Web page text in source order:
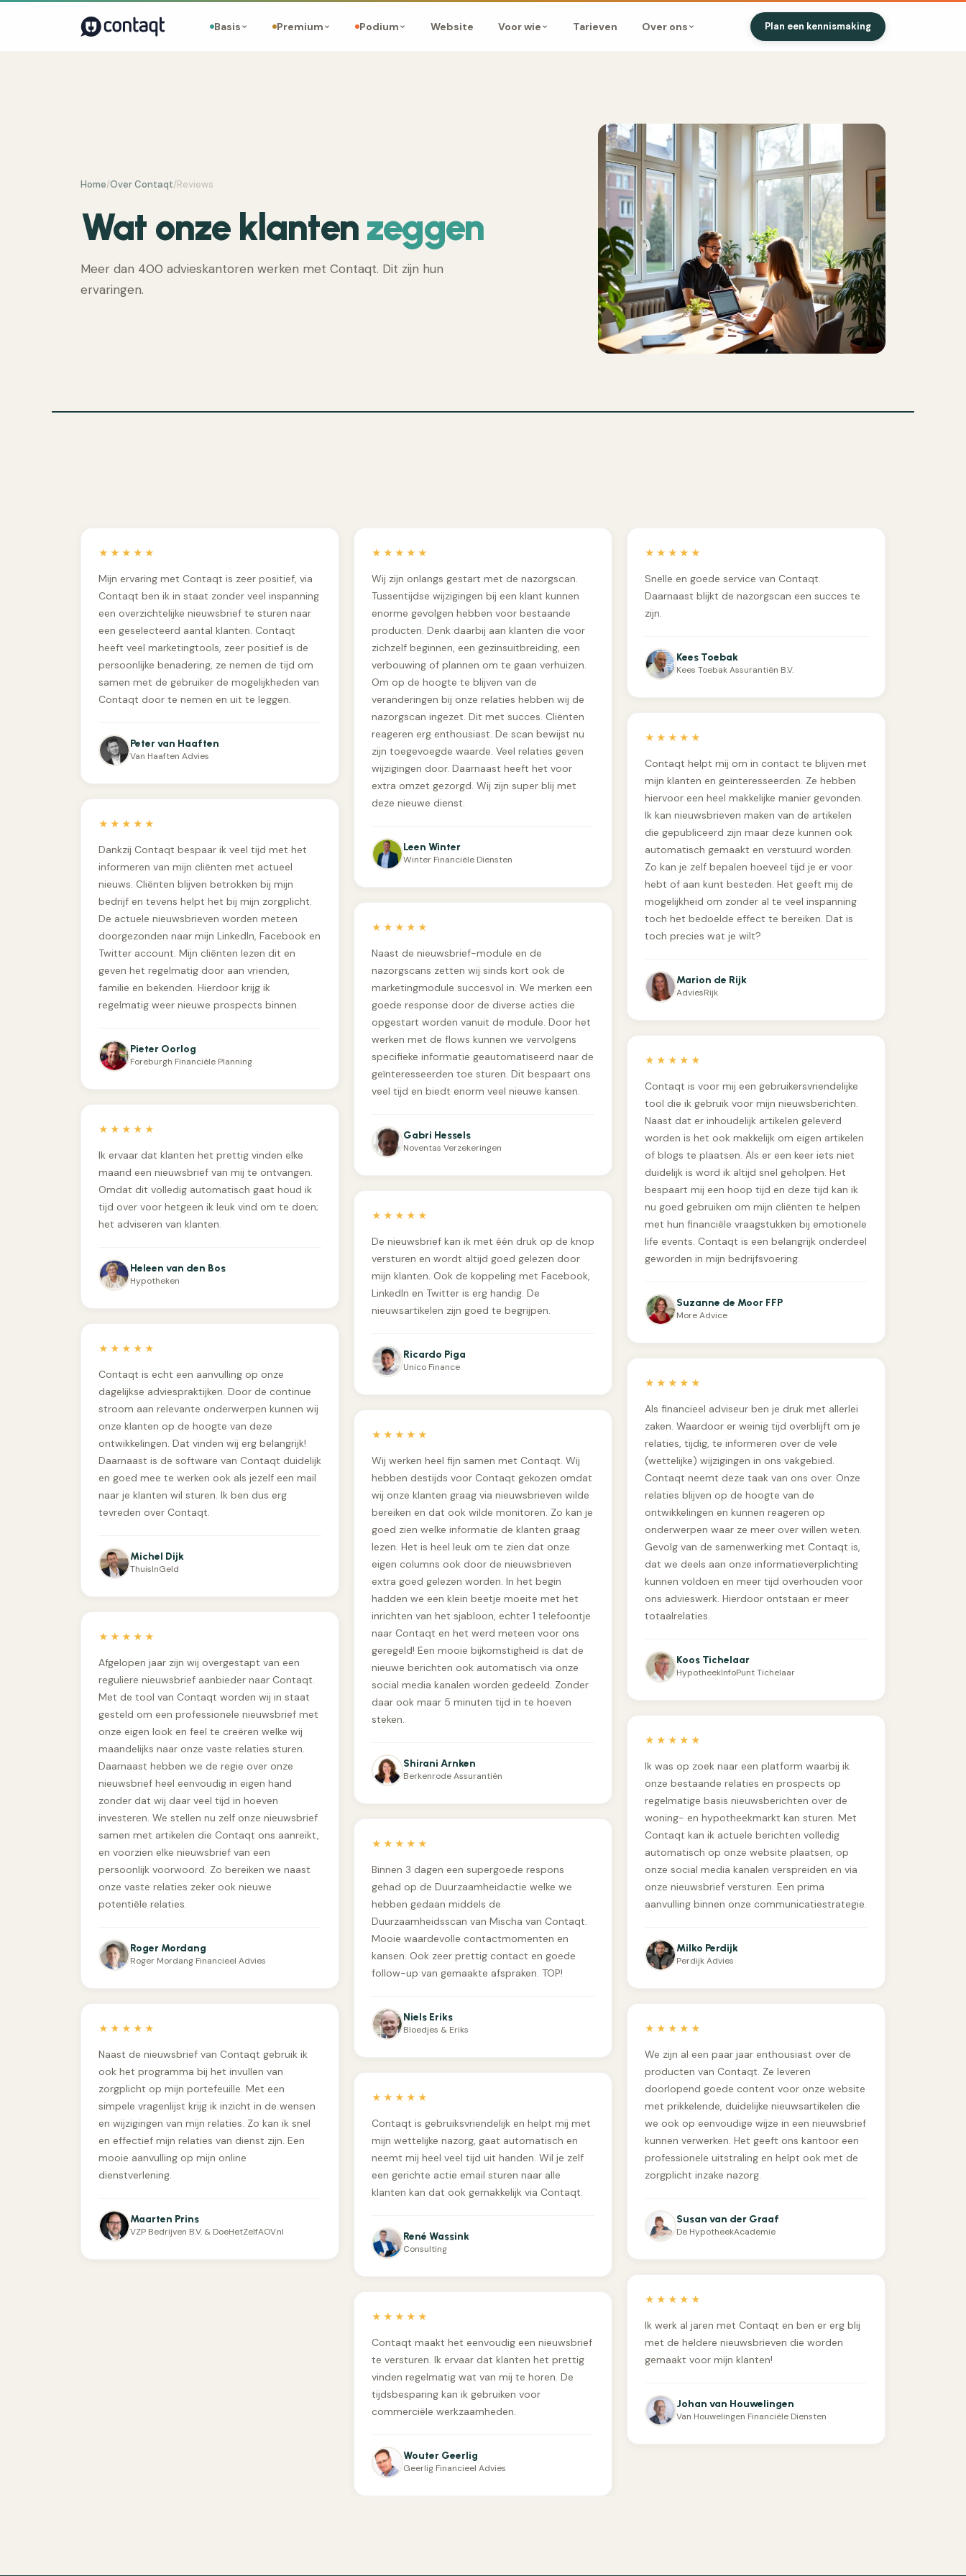
Basis Premium Podium Website Voor wie Tarieven Over ons Plan een kennismaking
Home/Over Contaqt/Reviews
Wat onze klantenzeggen
Meer dan 400 advieskantoren werken met Contaqt. Dit zijn hun
ervaringen.
★★★★★
Mijn ervaring met Contaqt is zeer positief, via
Contaqt ben ik in staat zonder veel inspanning
een overzichtelijke nieuwsbrief te sturen naar
een geselecteerd aantal klanten. Contaqt
heeft veel marketingtools, zeer positief is de
persoonlijke benadering, ze nemen de tijd om
samen met de gebruiker de mogelijkheden van
Contaqt door te nemen en uit te leggen.
Peter van Haaften
Van Haaften Advies
★★★★★
Dankzij Contaqt bespaar ik veel tijd met het
informeren van mijn cliënten met actueel
nieuws. Cliënten blijven betrokken bij mijn
bedrijf en tevens helpt het bij mijn zorgplicht.
De actuele nieuwsbrieven worden meteen
doorgezonden naar mijn LinkedIn, Facebook en
Twitter account. Mijn cliënten lezen dit en
geven het regelmatig door aan vrienden,
familie en bekenden. Hierdoor krijg ik
regelmatig weer nieuwe prospects binnen.
Pieter Oorlog
Foreburgh Financiële Planning
★★★★★
Ik ervaar dat klanten het prettig vinden elke
maand een nieuwsbrief van mij te ontvangen.
Omdat dit volledig automatisch gaat houd ik
tijd over voor hetgeen ik leuk vind om te doen;
het adviseren van klanten.
Heleen van den Bos
Hypotheken
★★★★★
Contaqt is echt een aanvulling op onze
dagelijkse adviespraktijken. Door de continue
stroom aan relevante onderwerpen kunnen wij
onze klanten op de hoogte van deze
ontwikkelingen. Dat vinden wij erg belangrijk!
Daarnaast is de software van Contaqt duidelijk
en goed mee te werken ook als jezelf een mail
naar je klanten wil sturen. Ik ben dus erg
tevreden over Contaqt.
Michel Dijk
ThuisInGeld
★★★★★
Afgelopen jaar zijn wij overgestapt van een
reguliere nieuwsbrief aanbieder naar Contaqt.
Met de tool van Contaqt worden wij in staat
gesteld om een professionele nieuwsbrief met
onze eigen look en feel te creëren welke wij
maandelijks naar onze vaste relaties sturen.
Daarnaast hebben we de regie over onze
nieuwsbrief heel eenvoudig in eigen hand
zonder dat wij daar veel tijd in hoeven
investeren. We stellen nu zelf onze nieuwsbrief
samen met artikelen die Contaqt ons aanreikt,
en voorzien elke nieuwsbrief van een
persoonlijk voorwoord. Zo bereiken we naast
onze vaste relaties zeker ook nieuwe
potentiële relaties.
Roger Mordang
Roger Mordang Financieel Advies
★★★★★
Naast de nieuwsbrief van Contaqt gebruik ik
ook het programma bij het invullen van
zorgplicht op mijn portefeuille. Met een
simpele vragenlijst krijg ik inzicht in de wensen
en wijzigingen van mijn relaties. Zo kan ik snel
en effectief mijn relaties van dienst zijn. Een
mooie aanvulling op mijn online
dienstverlening.
Maarten Prins
VZP Bedrijven B.V. & DoeHetZelfAOV.nl
★★★★★
Wij zijn onlangs gestart met de nazorgscan.
Tussentijdse wijzigingen bij een klant kunnen
enorme gevolgen hebben voor bestaande
producten. Denk daarbij aan klanten die voor
zichzelf beginnen, een gezinsuitbreiding, een
verbouwing of plannen om te gaan verhuizen.
Om op de hoogte te blijven van de
veranderingen bij onze relaties hebben wij de
nazorgscan ingezet. Dit met succes. Cliënten
reageren erg enthousiast. De scan bewijst nu
zijn toegevoegde waarde. Veel relaties geven
wijzigingen door. Daarnaast heeft het voor
extra omzet gezorgd. Wij zijn super blij met
deze nieuwe dienst.
Leen Winter
Winter Financiële Diensten
★★★★★
Naast de nieuwsbrief-module en de
nazorgscans zetten wij sinds kort ook de
marketingmodule succesvol in. We merken een
goede response door de diverse acties die
opgestart worden vanuit de module. Door het
werken met de flows kunnen we vervolgens
specifieke informatie geautomatiseerd naar de
geïnteresseerden toe sturen. Dit bespaart ons
veel tijd en biedt enorm veel nieuwe kansen.
Gabri Hessels
Noventas Verzekeringen
★★★★★
De nieuwsbrief kan ik met één druk op de knop
versturen en wordt altijd goed gelezen door
mijn klanten. Ook de koppeling met Facebook,
LinkedIn en Twitter is erg handig. De
nieuwsartikelen zijn goed te begrijpen.
Ricardo Piga
Unico Finance
★★★★★
Wij werken heel fijn samen met Contaqt. Wij
hebben destijds voor Contaqt gekozen omdat
wij onze klanten graag via nieuwsbrieven wilde
bereiken en dat ook wilde monitoren. Zo kan je
goed zien welke informatie de klanten graag
lezen. Het is heel leuk om te zien dat onze
eigen columns ook door de nieuwsbrieven
extra goed gelezen worden. In het begin
hadden we een klein beetje moeite met het
inrichten van het sjabloon, echter 1 telefoontje
naar Contaqt en het werd meteen voor ons
geregeld! Een mooie bijkomstigheid is dat de
nieuwe berichten ook automatisch via onze
social media kanalen worden gedeeld. Zonder
daar ook maar 5 minuten tijd in te hoeven
steken.
Shirani Arnken
Berkenrode Assurantiën
★★★★★
Binnen 3 dagen een supergoede respons
gehad op de Duurzaamheidactie welke we
hebben gedaan middels de
Duurzaamheidsscan van Mischa van Contaqt.
Mooie waardevolle contactmomenten en
kansen. Ook zeer prettig contact en goede
follow-up van gemaakte afspraken. TOP!
Niels Eriks
Bloedjes & Eriks
★★★★★
Contaqt is gebruiksvriendelijk en helpt mij met
mijn wettelijke nazorg, gaat automatisch en
neemt mij heel veel tijd uit handen. Wil je zelf
een gerichte actie email sturen naar alle
klanten kan dat ook gemakkelijk via Contaqt.
René Wassink
Consulting
★★★★★
Contaqt maakt het eenvoudig een nieuwsbrief
te versturen. Ik ervaar dat klanten het prettig
vinden regelmatig wat van mij te horen. De
tijdsbesparing kan ik gebruiken voor
commerciële werkzaamheden.
Wouter Geerlig
Geerlig Financieel Advies
★★★★★
Snelle en goede service van Contaqt.
Daarnaast blijkt de nazorgscan een succes te
zijn.
Kees Toebak
Kees Toebak Assurantiën B.V.
★★★★★
Contaqt helpt mij om in contact te blijven met
mijn klanten en geïnteresseerden. Ze hebben
hiervoor een heel makkelijke manier gevonden.
Ik kan nieuwsbrieven maken van de artikelen
die gepubliceerd zijn maar deze kunnen ook
automatisch gemaakt en verstuurd worden.
Zo kan je zelf bepalen hoeveel tijd je er voor
hebt of aan kunt besteden. Het geeft mij de
mogelijkheid om zonder al te veel inspanning
toch het bedoelde effect te bereiken. Dat is
toch precies wat je wilt?
Marion de Rijk
AdviesRijk
★★★★★
Contaqt is voor mij een gebruikersvriendelijke
tool die ik gebruik voor mijn nieuwsberichten.
Naast dat er inhoudelijk artikelen geleverd
worden is het ook makkelijk om eigen artikelen
of blogs te plaatsen. Als er een keer iets niet
duidelijk is word ik altijd snel geholpen. Het
bespaart mij een hoop tijd en deze tijd kan ik
nu goed gebruiken om mijn cliënten te helpen
met hun financiële vraagstukken bij emotionele
life events. Contaqt is een belangrijk onderdeel
geworden in mijn bedrijfsvoering.
Suzanne de Moor FFP
More Advice
★★★★★
Als financieel adviseur ben je druk met allerlei
zaken. Waardoor er weinig tijd overblijft om je
relaties, tijdig, te informeren over de vele
(wettelijke) wijzigingen in ons vakgebied.
Contaqt neemt deze taak van ons over. Onze
relaties blijven op de hoogte van de
ontwikkelingen en kunnen reageren op
onderwerpen waar ze meer over willen weten.
Gevolg van de samenwerking met Contaqt is,
dat we deels aan onze informatieverplichting
kunnen voldoen en meer tijd overhouden voor
ons advieswerk. Hierdoor ontstaan er meer
totaalrelaties.
Koos Tichelaar
HypotheekInfoPunt Tichelaar
★★★★★
Ik was op zoek naar een platform waarbij ik
onze bestaande relaties en prospects op
regelmatige basis nieuwsberichten over de
woning- en hypotheekmarkt kan sturen. Met
Contaqt kan ik actuele berichten volledig
automatisch op onze website plaatsen, op
onze social media kanalen verspreiden en via
onze nieuwsbrief versturen. Een prima
aanvulling binnen onze communicatiestrategie.
Milko Perdijk
Perdijk Advies
★★★★★
We zijn al een paar jaar enthousiast over de
producten van Contaqt. Ze leveren
doorlopend goede content voor onze website
met prikkelende, duidelijke nieuwsartikelen die
we ook op eenvoudige wijze in een nieuwsbrief
kunnen verwerken. Het geeft ons kantoor een
professionele uitstraling en helpt ook met de
zorgplicht inzake nazorg.
Susan van der Graaf
De HypotheekAcademie
★★★★★
Ik werk al jaren met Contaqt en ben er erg blij
met de heldere nieuwsbrieven die worden
gemaakt voor mijn klanten!
Johan van Houwelingen
Van Houwelingen Financiële Diensten